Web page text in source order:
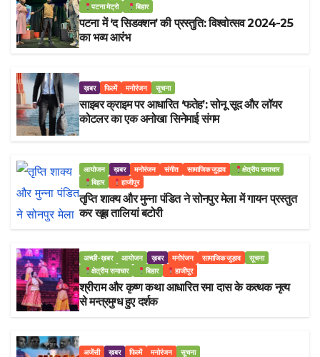
पटना मेट्रो
बिहार
पटना में ‘द सिडक्शन’ की प्रस्तुति: विश्वोत्सव 2024-25
का भव्य आरंभ
ख़बर फिल्में मनोरंजन सूचना
साइबर क्राइम पर आधारित ‘फतेह’: सोनू सूद और लॉयर
कोटलर का एक अनोखा सिनेमाई संगम
आयोजन ख़बर मनोरंजन संगीत सामाजिक जुड़ाव
क्षेत्रीय समाचार
बिहार
हाजीपुर
तृप्ति शाक्य और मुन्ना पंडित ने सोनपुर मेला में गायन प्रस्तुत
कर खूब तालियां बटोरी
अच्छी-ख़बर आयोजन ख़बर मनोरंजन सामाजिक जुड़ाव
सूचना
क्षेत्रीय समाचार
बिहार हाजीपुर
श्रीराम और कृष्ण कथा आधारित रमा दास के कत्थक नृत्य
से मन्त्रमुग्ध हुए दर्शक
अजेंसी ख़बर फिल्में मनोरंजन सूचना